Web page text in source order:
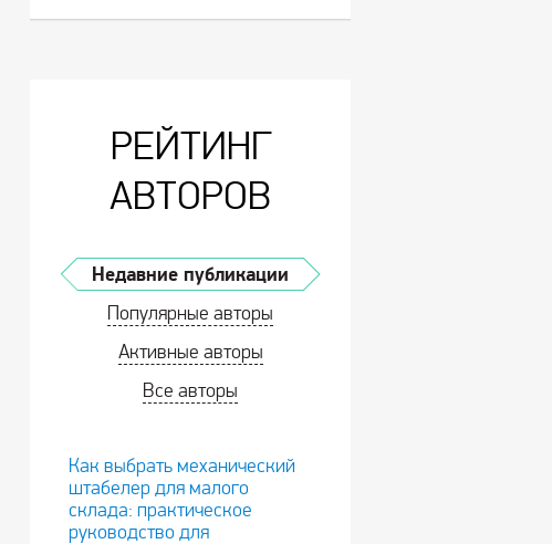
РЕЙТИНГ
АВТОРОВ
Недавние публикации
Популярные авторы
Активные авторы
Все авторы
Как выбрать механический
штабелер для малого
склада: практическое
руководство для